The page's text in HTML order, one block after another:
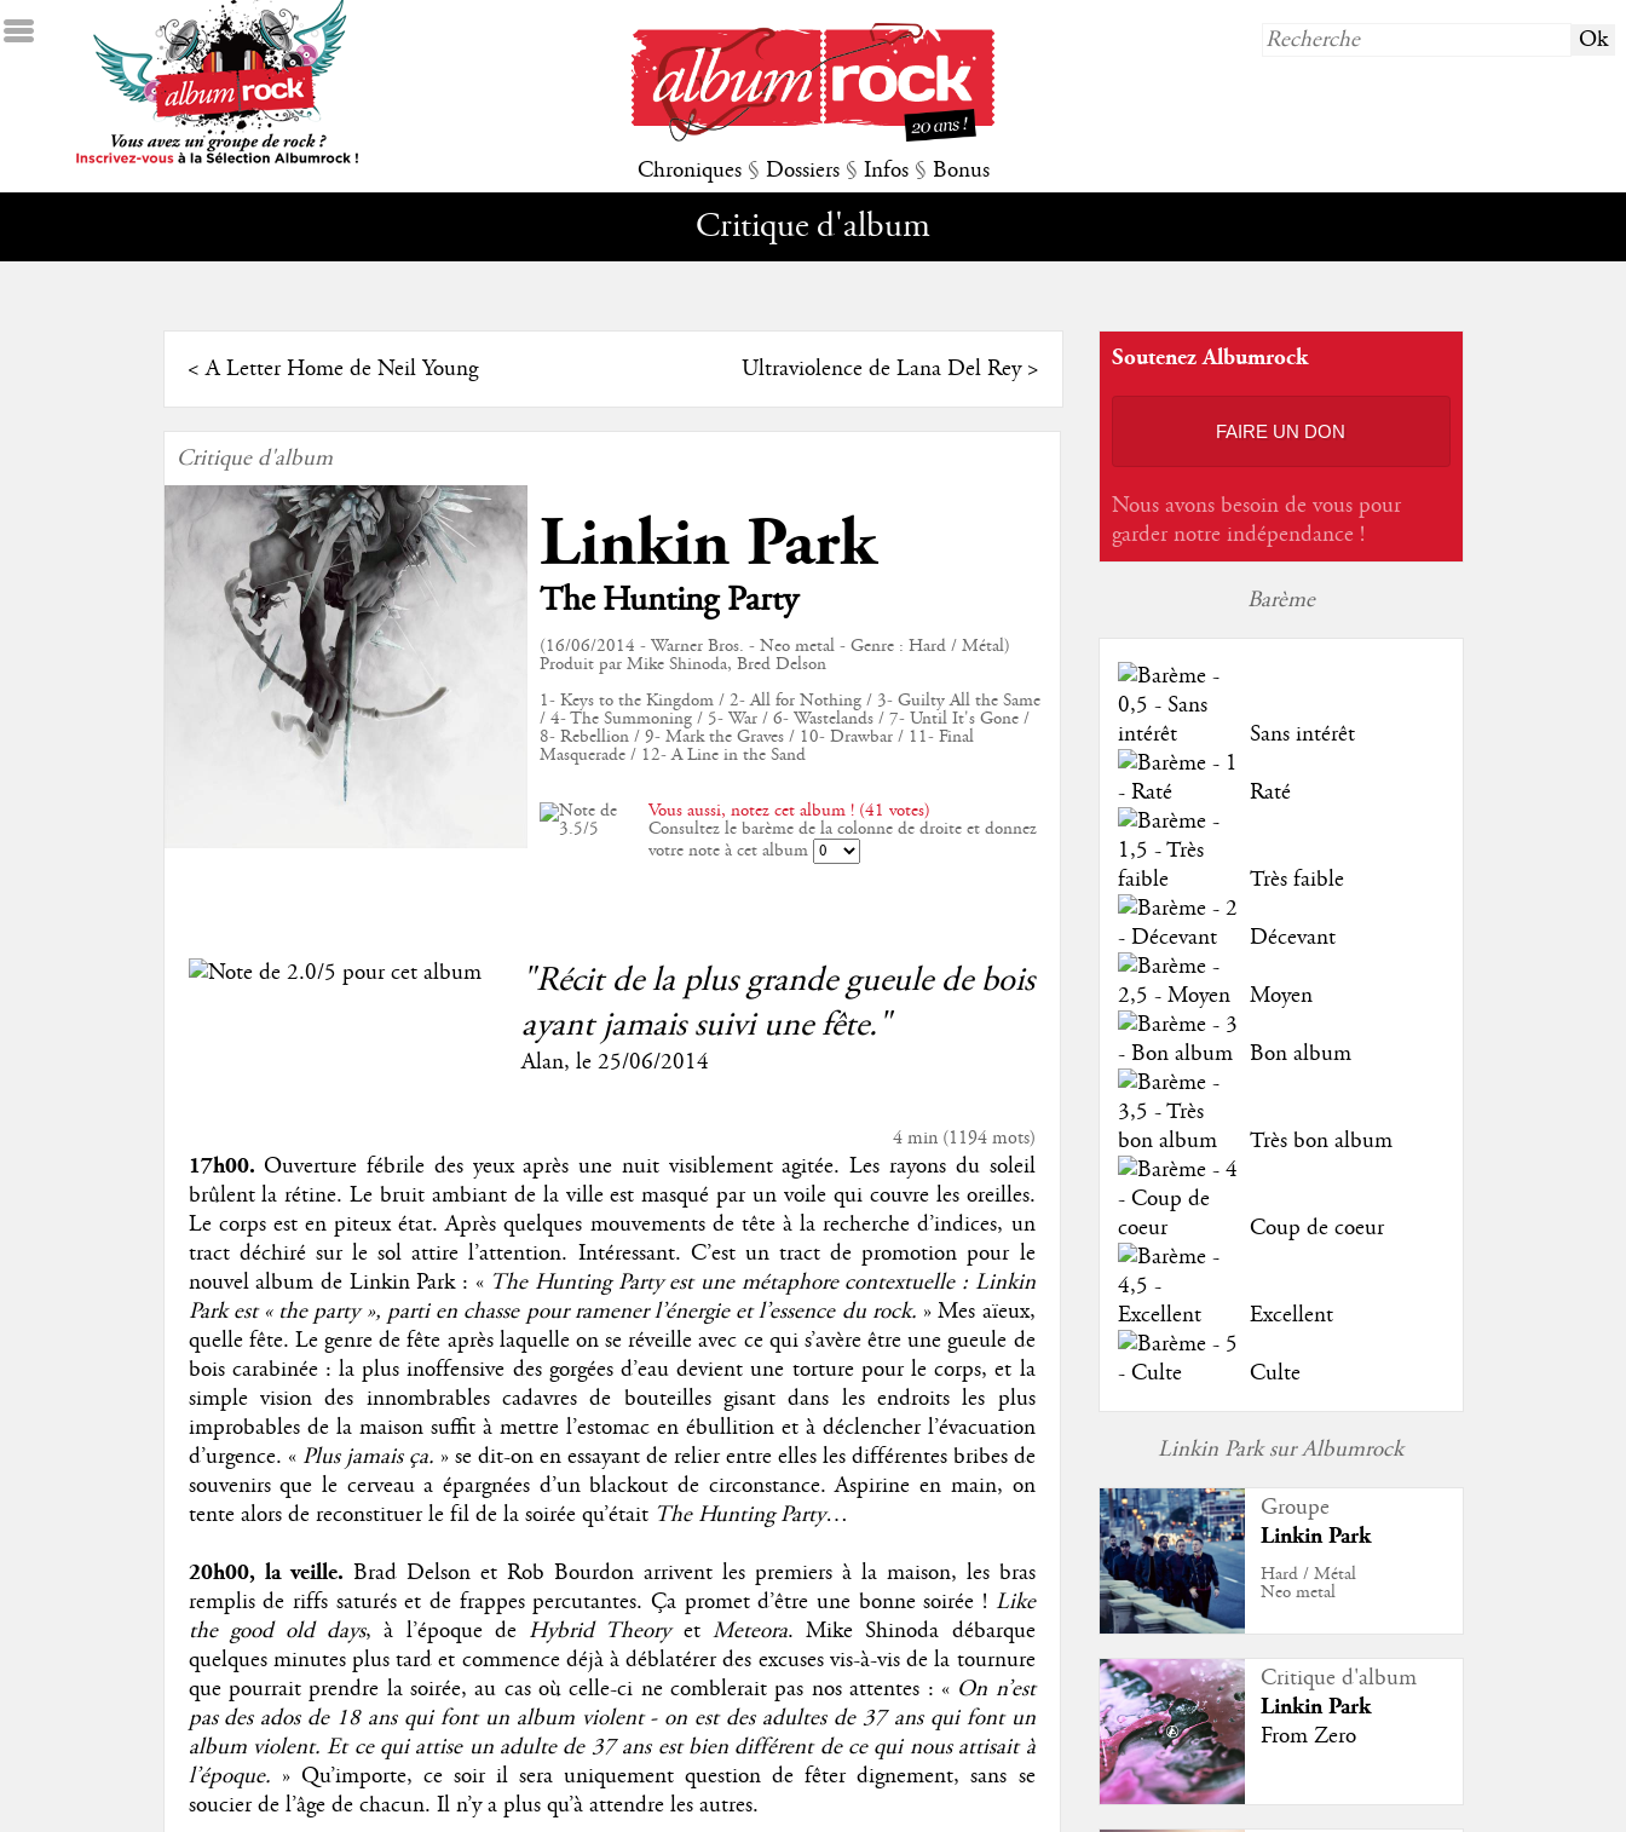
Chroniques § Dossiers § Infos § Bonus
Critique d'album
<A Letter Home de Neil Young Ultraviolence de Lana Del Rey>
Critique d'album
Linkin Park
The Hunting Party
(16/06/2014 - Warner Bros. - Neo metal - Genre : Hard / Métal)
Produit par Mike Shinoda, Bred Delson
1- Keys to the Kingdom / 2- All for Nothing / 3- Guilty All the Same
/ 4- The Summoning / 5- War / 6- Wastelands / 7- Until It's Gone /
8- Rebellion / 9- Mark the Graves / 10- Drawbar / 11- Final
Masquerade / 12- A Line in the Sand
Vous aussi, notez cet album ! (41 votes)
Consultez le barème de la colonne de droite et donnez
votre note à cet album
"Récit de la plus grande gueule de bois
ayant jamais suivi une fête."
Alan, le 25/06/2014
4 min(1194mots)
17h00. Ouverture fébrile des yeux après une nuit visiblement agitée. Les rayons du soleil
brûlent la rétine. Le bruit ambiant de la ville est masqué par un voile qui couvre les oreilles.
Le corps est en piteux état. Après quelques mouvements de tête à la recherche d’indices, un
tract déchiré sur le sol attire l’attention. Intéressant. C’est un tract de promotion pour le
nouvel album de Linkin Park : « The Hunting Party est une métaphore contextuelle : Linkin
Park est « the party », parti en chasse pour ramener l’énergie et l’essence du rock. » Mes aïeux,
quelle fête. Le genre de fête après laquelle on se réveille avec ce qui s’avère être une gueule de
bois carabinée : la plus inoffensive des gorgées d’eau devient une torture pour le corps, et la
simple vision des innombrables cadavres de bouteilles gisant dans les endroits les plus
improbables de la maison suffit à mettre l’estomac en ébullition et à déclencher l’évacuation
d’urgence. « Plus jamais ça. » se dit-on en essayant de relier entre elles les différentes bribes de
souvenirs que le cerveau a épargnées d’un blackout de circonstance. Aspirine en main, on
tente alors de reconstituer le fil de la soirée qu’était The Hunting Party…
20h00, la veille. Brad Delson et Rob Bourdon arrivent les premiers à la maison, les bras
remplis de riffs saturés et de frappes percutantes. Ça promet d’être une bonne soirée ! Like
the good old days, à l’époque de Hybrid Theoryet Meteora. Mike Shinoda débarque
quelques minutes plus tard et commence déjà à déblatérer des excuses vis-à-vis de la tournure
que pourrait prendre la soirée, au cas où celle-ci ne comblerait pas nos attentes : « On n’est
pas des ados de 18 ans qui font un album violent - on est des adultes de 37 ans qui font un
album violent. Et ce qui attise un adulte de 37 ans est bien différent de ce qui nous attisait à
l’époque. » Qu’importe, ce soir il sera uniquement question de fêter dignement, sans se
soucier de l’âge de chacun. Il n’y a plus qu’à attendre les autres.
Soutenez Albumrock
FAIRE UN DON
Nous avons besoin de vous pour
garder notre indépendance !
Barème
Sans intérêt
Raté
Très faible
Décevant
Moyen
Bon album
Très bon album
Coup de coeur
Excellent
Culte
Linkin Park sur Albumrock
Groupe
Linkin Park
Hard / Métal
Neo metal
Critique d'album
Linkin Park
From Zero